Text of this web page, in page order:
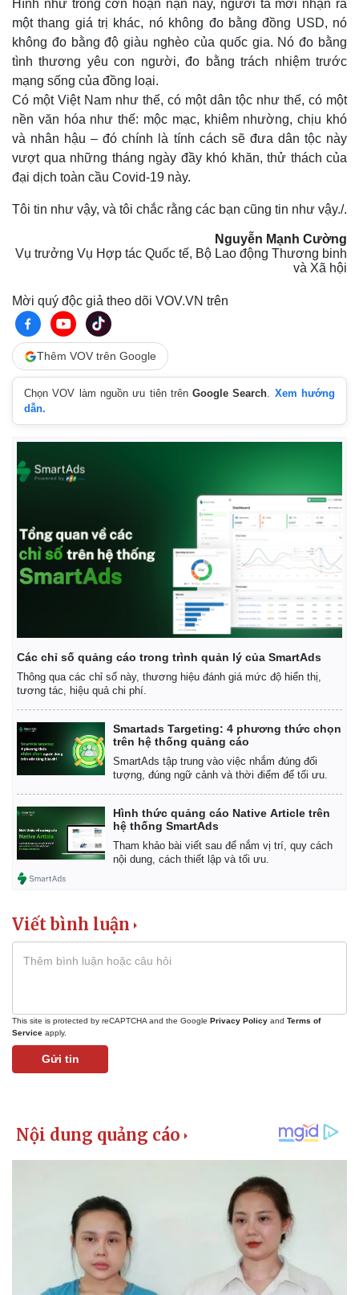
Bóng đá
Lịch thi đấu bóng đá
Thế giới thể thao
eSports
Ô tô - Xe máy
Ô tô
Xe máy
Tư vấn
Doanh nhân
Vì cộng đồng
Tin Công nghệ
Trải nghiệm
Chuyển đổi số
Hình như trong cơn hoạn nạn này, người ta mới nhận ra
một thang giá trị khác, nó không đo bằng đồng USD, nó
không đo bằng độ giàu nghèo của quốc gia. Nó đo bằng
tình thương yêu con người, đo bằng trách nhiệm trước
mạng sống của đồng loại.
Có một Việt Nam như thế, có một dân tộc như thế, có một
nền văn hóa như thế: mộc mạc, khiêm nhường, chịu khó
và nhân hậu – đó chính là tính cách sẽ đưa dân tộc này
vượt qua những tháng ngày đầy khó khăn, thử thách của
đại dịch toàn cầu Covid-19 này.
Tôi tin như vậy, và tôi chắc rằng các bạn cũng tin như vậy./.
Nguyễn Mạnh Cường
Vụ trưởng Vụ Hợp tác Quốc tế, Bộ Lao động Thương binh
và Xã hội
Mời quý độc giả theo dõi VOV.VN trên
Thêm VOV trên Google
Chọn VOV làm nguồn ưu tiên trênGoogle Search. Xem hướng
dẫn.
Các chỉ số quảng cáo trong trình quản lý của SmartAds
Thông qua các chỉ số này, thương hiệu đánh giá mức độ hiển thị,
tương tác, hiệu quả chi phí.
Smartads Targeting: 4 phương thức chọn
trên hệ thống quảng cáo
SmartAds tập trung vào việc nhắm đúng đối
tượng, đúng ngữ cảnh và thời điểm để tối ưu.
Hình thức quảng cáo Native Article trên
hệ thống SmartAds
Tham khảo bài viết sau để nắm vị trí, quy cách
nội dung, cách thiết lập và tối ưu.
Viết bình luận
This site is protected by reCAPTCHA and the Google Privacy Policy and Terms of
Service apply.
Gửi tin